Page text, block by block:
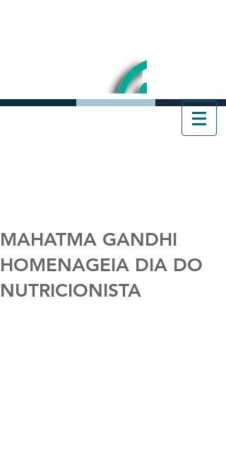
MAHATMA GANDHI
HOMENAGEIA DIA DO
NUTRICIONISTA